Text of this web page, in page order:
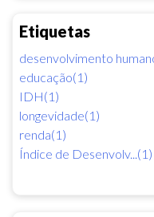
Etiquetas
desenvolvimento
educação(1)
IDH(1)
longevidade(1)
renda(1)
Índice de Desenvolv...(1)